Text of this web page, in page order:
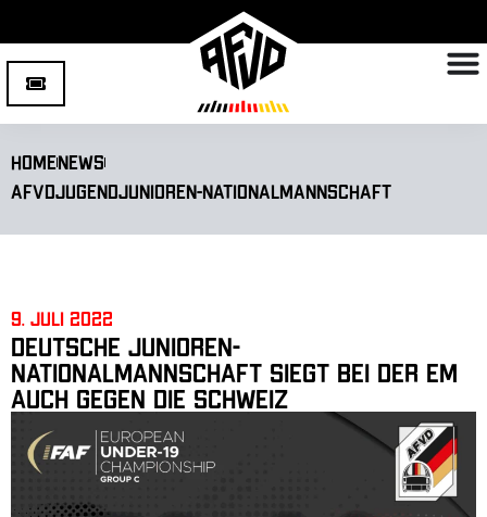
HomeNews
AFVDJugendJunioren-Nationalmannschaft
9. Juli 2022
Deutsche Junioren-
Nationalmannschaft siegt bei der EM
auch gegen die Schweiz